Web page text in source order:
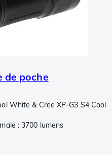
de poche
White & Cree XP-G3 S4 Cool
: 3700 lumens